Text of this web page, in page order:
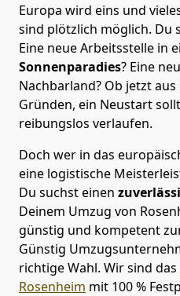
Europa wird eins und
sind plötzlich möglich. Du
Eine neue Arbeitsstelle in
Sonnenparadies? Eine
Nachbarland? Ob jetzt
Gründen, ein Neustart
reibungslos verlaufen.
Doch wer in das
eine logistische
Du suchst einen
Deinem Umzug von
günstig und kompetent
Günstig
richtige Wahl. Wir sind das
Rosenheim mit 100 %